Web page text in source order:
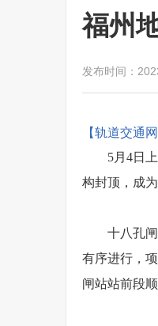
福州
发布时间：
【轨道交通
5月4日
构封顶，成
十八孔
有序进行，
闸站站前段